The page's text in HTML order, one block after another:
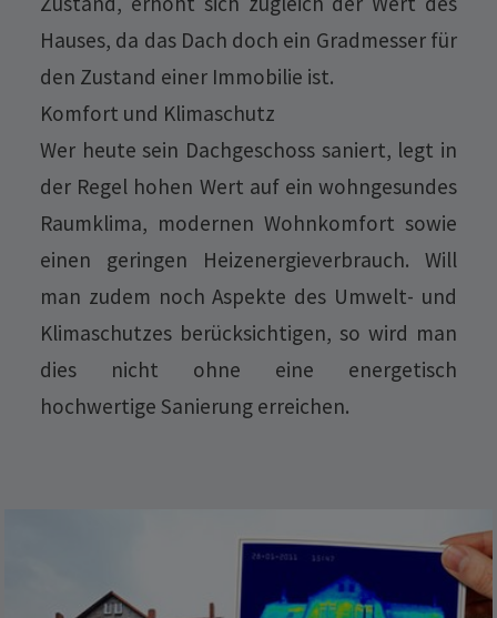
Hauses, da das Dach doch ein Gradmesser für
den Zustand einer Immobilie ist.
Komfort und Klimaschutz
Wer heute sein Dachgeschoss saniert, legt in
der Regel hohen Wert auf ein wohngesundes
Raumklima, modernen Wohnkomfort sowie
einen geringen Heizenergieverbrauch. Will
man zudem noch Aspekte des Umwelt- und
Klimaschutzes berücksichtigen, so wird man
dies nicht ohne eine energetisch
hochwertige Sanierung erreichen.